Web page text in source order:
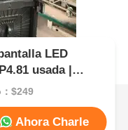
LED
usada |
y Singapur
$249
Ahora Charle